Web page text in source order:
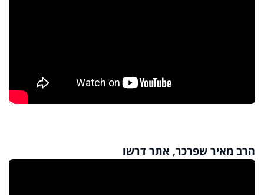
הרב מאיר שפרכר, אתר דרשו